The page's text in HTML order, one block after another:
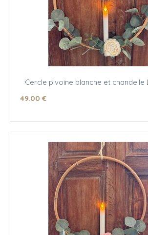
Cercle pivoine blanche et chandelle
49.00 €